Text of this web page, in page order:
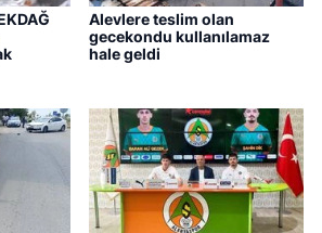
Alevlere teslim olan
gecekondu kullanılamaz
hale geldi